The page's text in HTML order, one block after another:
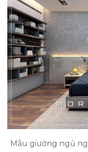
Mẫu giường ngủ